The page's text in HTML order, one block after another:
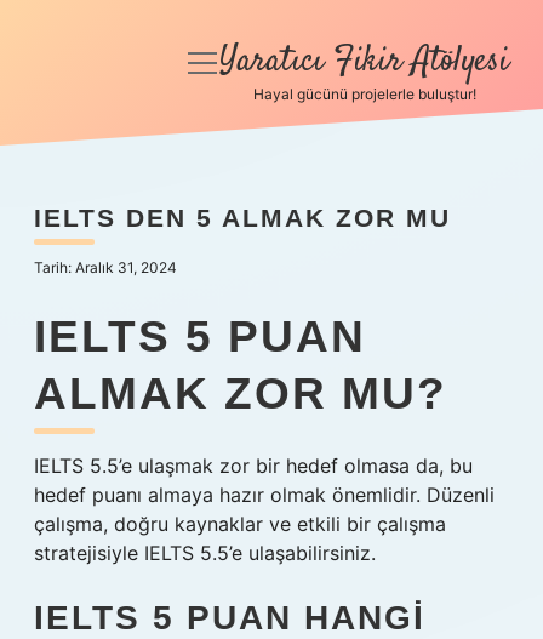
Anasayfa
Yasal Uyarı
menüyü
Yaratıcı Fikir Atölyesi
Hayal gücünü projelerle buluştur!
IELTS DEN 5 ALMAK ZOR MU
Tarih: Aralık 31, 2024
IELTS 5 PUAN
ALMAK ZOR MU?
IELTS 5.5’e ulaşmak zor bir hedef olmasa da, bu
hedef puanı almaya hazır olmak önemlidir. Düzenli
çalışma, doğru kaynaklar ve etkili bir çalışma
stratejisiyle IELTS 5.5’e ulaşabilirsiniz.
IELTS 5 PUAN HANGI